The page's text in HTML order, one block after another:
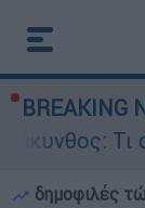
BREAKING
η
δημοφιλές